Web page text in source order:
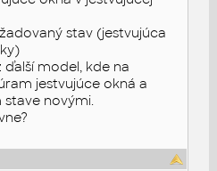
stav (jestvujúca
model, kde na
jestvujúce okná a
novými.